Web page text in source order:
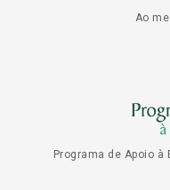
Ao
Programa de Apoio